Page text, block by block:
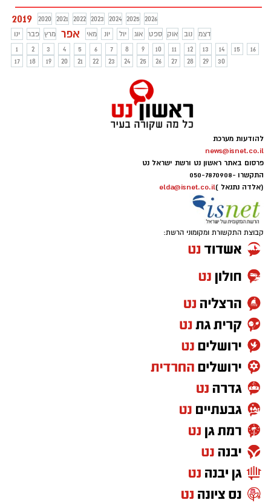
2019 2020 2021 2022 2023 2024 2025
2026
ינו
פבר מרץ אפר מאי יונ יול אוג ספט אוק נוב
דצמ
1
2 3 4 5 6 7 8 9 10 11 12 13 14 15
16
17
18 19 20 21 22 23 24 25 26 27 28 29 30
להודעות מערכת
news@isnet.co.il
פרסום באתר ראשון נט ורשת ישראל נט
התקשרו -050-7870908
(אלדה נתנאל )elda@isnet.co.il
קבוצת התקשורת ומקומוני הרשת: